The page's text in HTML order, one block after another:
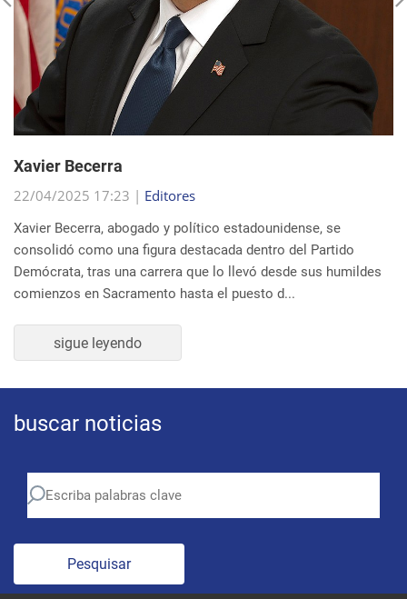
Xavier Becerra
22/04/2025 17:23 |Editores
Xavier Becerra, abogado y político estadounidense, se
consolidó como una figura destacada dentro del Partido
Demócrata, tras una carrera que lo llevó desde sus humildes
sigue leyendo
buscar noticias
Pesquisar